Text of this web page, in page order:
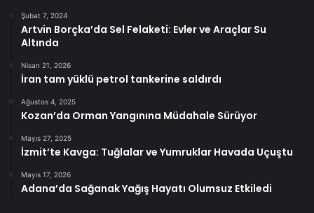
Şubat 7, 2024
Artvin Borçka’da Sel Felaketi: Evler ve Araçlar Su
Altında
Nisan 21, 2026
İran tam yüklü petrol tankerine saldırdı
Ağustos 4, 2025
Kozan’da Orman Yangınına Müdahale Sürüyor
Mayıs 27, 2025
İzmit’te Kavga: Tuğlalar ve Yumruklar Havada Uçuştu
Mayıs 17, 2026
Adana’da Sağanak Yağış Hayatı Olumsuz Etkiledi